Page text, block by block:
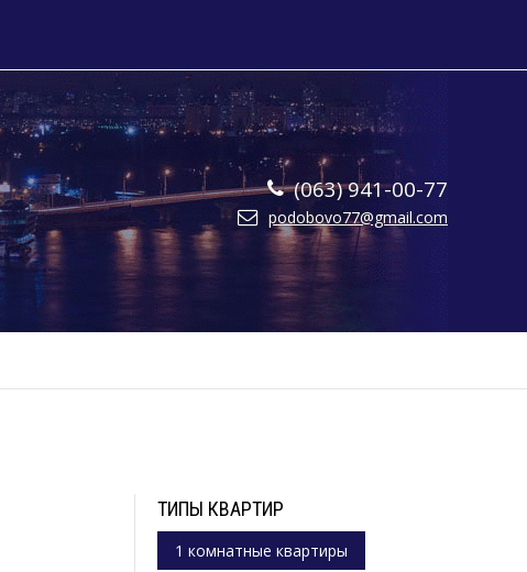
(063) 941-00-77
podobovo77@gmail.com
ТИПЫ КВАРТИР
1 комнатные квартиры